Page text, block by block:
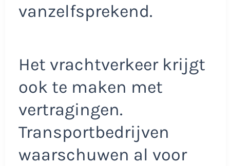
vanzelfsprekend.
Het vrachtverkeer krijgt
ook te maken met
vertragingen.
Transportbedrijven
waarschuwen al voor